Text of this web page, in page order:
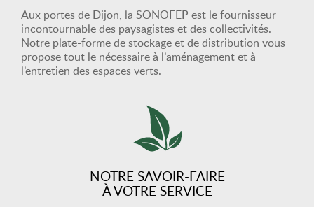
Aux portes de Dijon, la SONOFEP est le fournisseur
incontournable des paysagistes et des collectivités.
Notre plate-forme de stockage et de distribution vous
propose tout le nécessaire à l’aménagement et à
l’entretien des espaces verts.
NOTRE SAVOIR-FAIRE
À VOTRE SERVICE